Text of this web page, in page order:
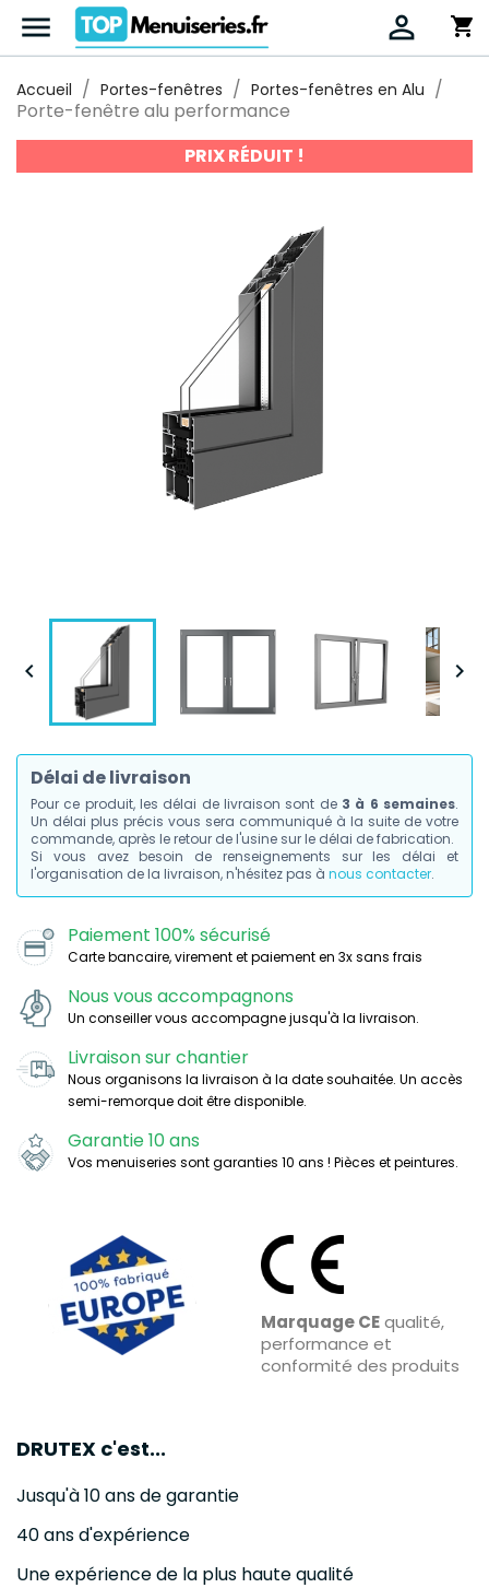
 shopping_cart

Accueil Portes-fenêtres Portes-fenêtres en Alu
Porte-fenêtre alu performance
PRIX RÉDUIT !
 
Délai de livraison
Pour ce produit, les délai de livraison sont de 3 à 6 semaines.
Un délai plus précis vous sera communiqué à la suite de votre
commande, après le retour de l'usine sur le délai de fabrication.
Si vous avez besoin de renseignements sur les délai et
l'organisation de la livraison, n'hésitez pas à nous contacter.
Paiement 100% sécurisé
Carte bancaire, virement et paiement en 3x sans frais
Nous vous accompagnons
Un conseiller vous accompagne jusqu'à la livraison.
Livraison sur chantier
Nous organisons la livraison à la date souhaitée. Un accès
semi-remorque doit être disponible.
Garantie 10 ans
Vos menuiseries sont garanties 10 ans ! Pièces et peintures.
Marquage CEqualité,
performance et
conformité des produits
DRUTEX c'est...
Jusqu'à 10 ans de garantie
40 ans d'expérience
Une expérience de la plus haute qualité